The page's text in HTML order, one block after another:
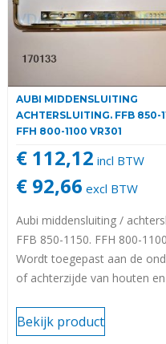
AUBI MIDDENSLUITING
ACHTERSLUITING. FFB 850-
FFH 800-1100 VR301
€ 112,12 incl BTW
€ 92,66 excl BTW
Aubi middensluiting /
FFB 850-1150. FFH 800-1100
Wordt toegepast aan de
of achterzijde van houten en
Lengte: 500MM.
VR301-40300
Bekijk product